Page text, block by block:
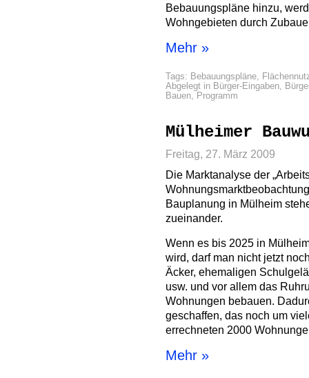
Bebauungspläne hinzu,
Wohngebieten durch
Mehr »
Tags: Bebauungspläne,
Abgelegt in Bürger-Eingaben,
Bauen, Programm
Mülheimer
Freitag, 27. März 2009
Die Marktanalyse der
Bauplanung in Mülheim
zueinander.
Wenn es bis 2025 in
wird, darf man nicht jetzt
Äcker, ehemaligen
usw. und vor allem das
Wohnungen bebauen.
geschaffen, das noch um
errechneten 2000
Mehr »